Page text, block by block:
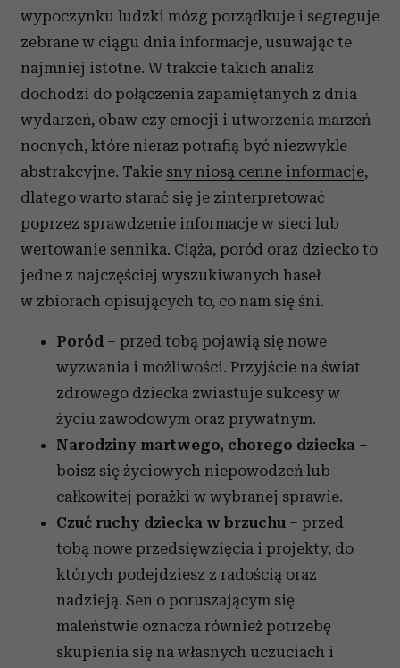
Wykorzystujemy pliki cookie do spersonalizowania treści
i reklam, aby oferować funkcje społecznościowe i
analizować ruch w naszej witrynie. Informacje o tym, jak
społecznościowym, reklamowym i analitycznym.
Partnerzy mogą połączyć te informacje z innymi danymi
otrzymanymi od Ciebie lub uzyskanymi podczas
korzystania z ich usług.
wypoczynku ludzki mózg porządkuje i segreguje
zebrane w ciągu dnia informacje, usuwając te
najmniej istotne. W trakcie takich analiz
dochodzi do połączenia zapamiętanych z dnia
wydarzeń, obaw czy emocji i utworzenia marzeń
nocnych, które nieraz potrafią być niezwykle
abstrakcyjne. Takie sny niosą cenne informacje,
dlatego warto starać się je zinterpretować
poprzez sprawdzenie informacje w sieci lub
wertowanie sennika. Ciąża, poród oraz dziecko to
jedne z najczęściej wyszukiwanych haseł
w zbiorach opisujących to, co nam się śni.
Poród – przed tobą pojawią się nowe
wyzwania i możliwości. Przyjście na świat
zdrowego dziecka zwiastuje sukcesy w
życiu zawodowym oraz prywatnym.
Narodziny martwego, chorego dziecka –
boisz się życiowych niepowodzeń lub
całkowitej porażki w wybranej sprawie.
Czuć ruchy dziecka w brzuchu – przed
tobą nowe przedsięwzięcia i projekty, do
których podejdziesz z radością oraz
nadzieją. Sen o poruszającym się
maleństwie oznacza również potrzebę
skupienia się na własnych uczuciach i